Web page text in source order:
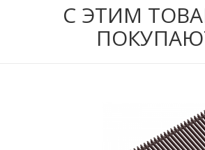
С ЭТИМ